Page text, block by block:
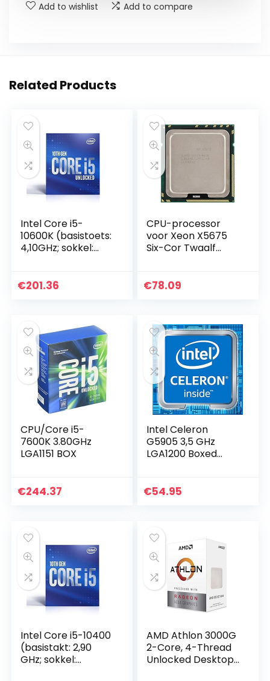
Add to wishlist Add to compare
Related Products
Intel Core i5-
10600K (basistoets:
4,10GHz; sokkel:
€201.36
CPU-processor
voor Xeon X5675
Six-Cor Twaalf
CPU-versie 6.4GT /
€78.09
CPU/Core i5-
7600K 3.80GHz
LGA1151 BOX
€244.37
Intel Celeron
G5905 3,5 GHz
LGA1200 Boxed
€54.95
Intel Core i5-10400
(basistakt: 2,90
GHz; sokkel:
AMD Athlon 3000G
2-Core, 4-Thread
Unlocked Desktop